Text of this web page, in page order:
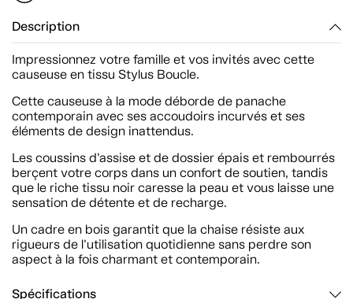
Description
Impressionnez votre famille et vos invités avec cette
causeuse en tissu Stylus Boucle.
Cette causeuse à la mode déborde de panache
contemporain avec ses accoudoirs incurvés et ses
éléments de design inattendus.
Les coussins d’assise et de dossier épais et rembourrés
berçent votre corps dans un confort de soutien, tandis
que le riche tissu noir caresse la peau et vous laisse une
sensation de détente et de recharge.
Un cadre en bois garantit que la chaise résiste aux
rigueurs de l’utilisation quotidienne sans perdre son
aspect à la fois charmant et contemporain.
Spécifications